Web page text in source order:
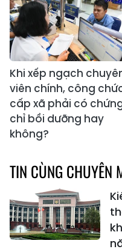
Khi xếp ngạch
viên chính, công
cấp xã phải có
chỉ bồi dưỡng hay
không?
TIN CÙNG CHUYÊN